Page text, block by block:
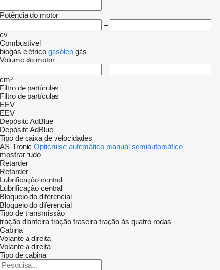
Potência do motor
–
cv
Combustível
biogás elétrico gasóleo gás
Volume do motor
–
cm³
Filtro de partículas
Filtro de partículas
EEV
EEV
Depósito AdBlue
Depósito AdBlue
Tipo de caixa de velocidades
AS-Tronic Opticruise automático manual semiautomático
mostrar tudo
Retarder
Retarder
Lubrificação central
Lubrificação central
Bloqueio do diferencial
Bloqueio do diferencial
Tipo de transmissão
tração dianteira tração traseira tração às quatro rodas
Cabina
Volante a direita
Volante a direita
Tipo de cabina